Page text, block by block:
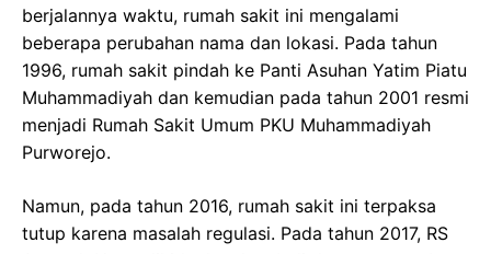
berjalannya waktu, rumah sakit ini mengalami
beberapa perubahan nama dan lokasi. Pada tahun
1996, rumah sakit pindah ke Panti Asuhan Yatim Piatu
Muhammadiyah dan kemudian pada tahun 2001 resmi
menjadi Rumah Sakit Umum PKU Muhammadiyah
Purworejo.
Namun, pada tahun 2016, rumah sakit ini terpaksa
tutup karena masalah regulasi. Pada tahun 2017, RS